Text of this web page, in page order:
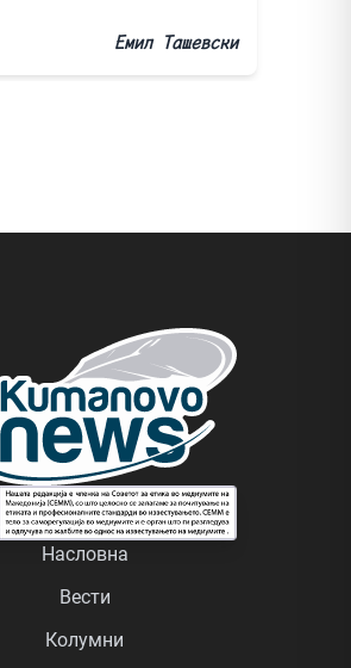
Емил Ташевски
Насловна
Вести
Колумни